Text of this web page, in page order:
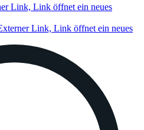
Link, Link öffnet ein neues
Link, Link öffnet ein neues